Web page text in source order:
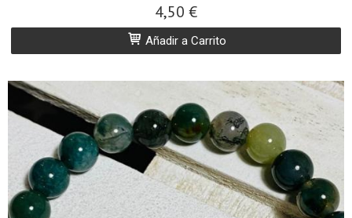
4,50 €
Añadir a Carrito